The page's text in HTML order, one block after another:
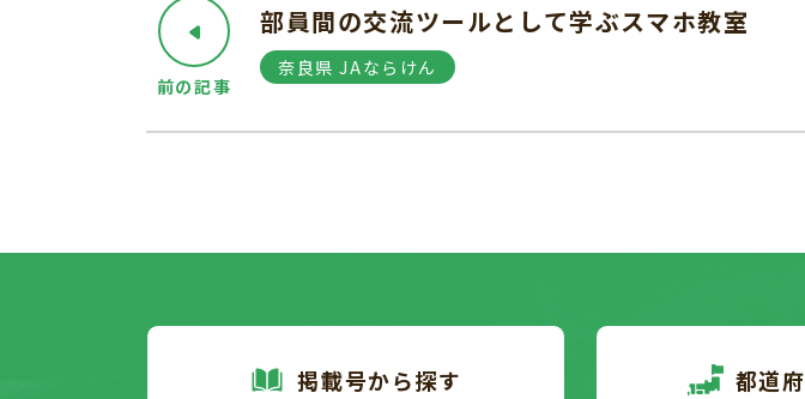
部員間の交流ツールとして学ぶスマホ教室
奈良県 JAならけん
前の記事
掲載号から探す 都道